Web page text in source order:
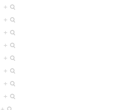
+
+
+
+
+
+
+
+